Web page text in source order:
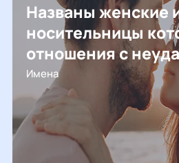
Названы женские
носительницы
отношения с
Имена